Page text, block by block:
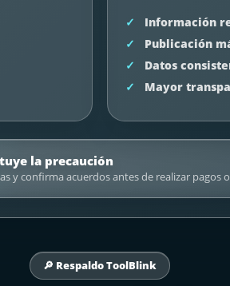
Información
Publicación
Datos
Mayor
la precaución
y confirma acuerdos antes de realizar pagos
🔎 Respaldo ToolBlink